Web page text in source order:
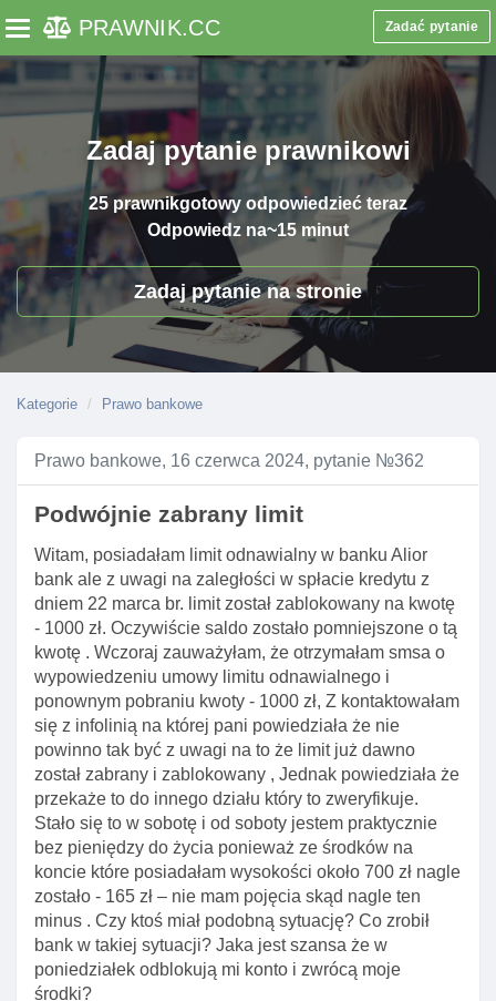
Toggle navigation
PRAWNIK.CC Zadać pytanie
Zadaj pytanie prawnikowi
25 prawnikgotowy odpowiedzieć teraz
Odpowiedz na~15 minut
Zadaj pytanie na stronie
Kategorie Prawo bankowe
Prawo bankowe, 16 czerwca 2024, pytanie №362
Podwójnie zabrany limit
Witam, posiadałam limit odnawialny w banku Alior
bank ale z uwagi na zaległości w spłacie kredytu z
dniem 22 marca br. limit został zablokowany na kwotę
- 1000 zł. Oczywiście saldo zostało pomniejszone o tą
kwotę . Wczoraj zauważyłam, że otrzymałam smsa o
wypowiedzeniu umowy limitu odnawialnego i
ponownym pobraniu kwoty - 1000 zł, Z kontaktowałam
się z infolinią na której pani powiedziała że nie
powinno tak być z uwagi na to że limit już dawno
został zabrany i zablokowany , Jednak powiedziała że
przekaże to do innego działu który to zweryfikuje.
Stało się to w sobotę i od soboty jestem praktycznie
bez pieniędzy do życia ponieważ ze środków na
koncie które posiadałam wysokości około 700 zł nagle
zostało - 165 zł – nie mam pojęcia skąd nagle ten
minus . Czy ktoś miał podobną sytuację? Co zrobił
bank w takiej sytuacji? Jaka jest szansa że w
poniedziałek odblokują mi konto i zwrócą moje
środki?